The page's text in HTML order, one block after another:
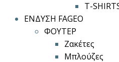
T-
ΕΝΔΥΣΗ FAGEO
ΦΟΥΤΕΡ
Ζακέτες
Μπλούζες